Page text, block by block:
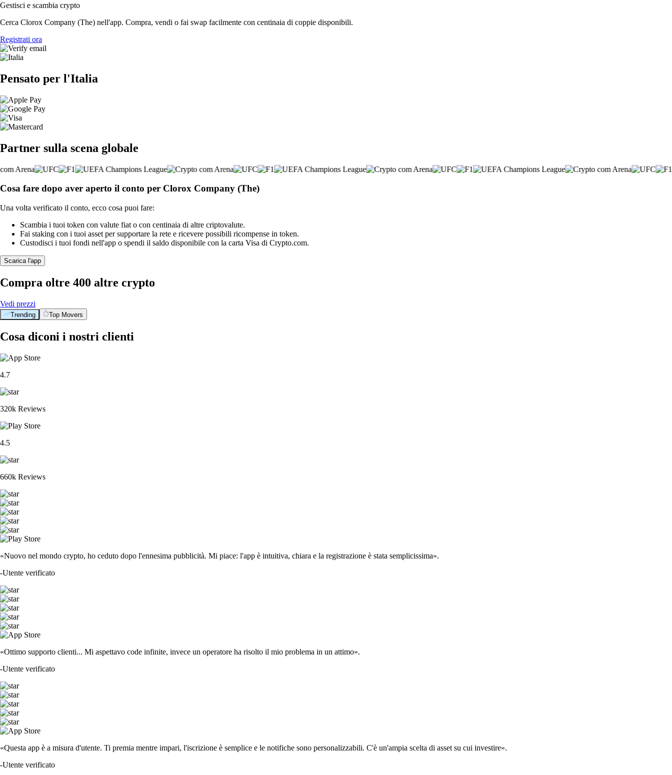
Gestisci e scambia crypto
Cerca Clorox Company (The) nell'app. Compra, vendi o fai swap facilmente con centinaia di coppie disponibili.
Registrati ora
Pensato per l'Italia
Partner sulla scena globale
Cosa fare dopo aver aperto il conto per Clorox Company (The)
Una volta verificato il conto, ecco cosa puoi fare:
Scambia i tuoi token con valute fiat o con centinaia di altre criptovalute.
Fai staking con i tuoi asset per supportare la rete e ricevere possibili ricompense in token.
Custodisci i tuoi fondi nell'app o spendi il saldo disponibile con la carta Visa di Crypto.com.
Scarica l'app
Compra oltre 400 altre crypto
Vedi prezzi
Trending Top Movers
Cosa diconi i nostri clienti
4.7
320k Reviews
4.5
660k Reviews
«Nuovo nel mondo crypto, ho ceduto dopo l'ennesima pubblicità. Mi piace: l'app è intuitiva, chiara e la registrazione è stata semplicissima».
-Utente verificato
«Ottimo supporto clienti... Mi aspettavo code infinite, invece un operatore ha risolto il mio problema in un attimo».
-Utente verificato
«Questa app è a misura d'utente. Ti premia mentre impari, l'iscrizione è semplice e le notifiche sono personalizzabili. C'è un'ampia scelta di asset su cui investire».
-Utente verificato